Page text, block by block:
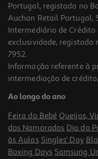
Capa Smart View Wallet
49.9 €/un
49,90 €
Portugal, registado no
Auchan Retail Portugal,
Intermediário de
exclusividade, registado
7952.
Informação referente à
intermediação de crédito,
Ao longo do ano
Feira do Bebé Queijos,
dos Namorados Dia do
às Aulas Singles' Day
Boxing Days Samsung